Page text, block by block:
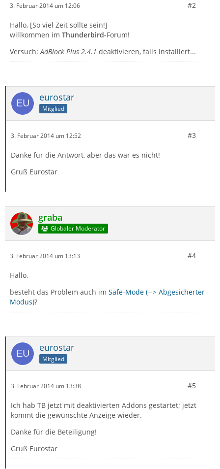
3. Februar 2014 um 12:06 #2
Hallo, [So viel Zeit sollte sein!]
willkommen im Thunderbird-Forum!
Versuch:AdBlock Plus 2.4.1 deaktivieren, falls installiert...
eurostar
Mitglied
3. Februar 2014 um 12:52 #3
Danke für die Antwort, aber das war es nicht!
Gruß Eurostar
graba
Globaler Moderator
3. Februar 2014 um 13:13 #4
Hallo,
besteht das Problem auch im Safe-Mode (--> Abgesicherter
Modus)?
eurostar
Mitglied
3. Februar 2014 um 13:38 #5
Ich hab TB jetzt mit deaktivierten Addons gestartet; jetzt
kommt die gewünschte Anzeige wieder.
Danke für die Beteiligung!
Gruß Eurostar